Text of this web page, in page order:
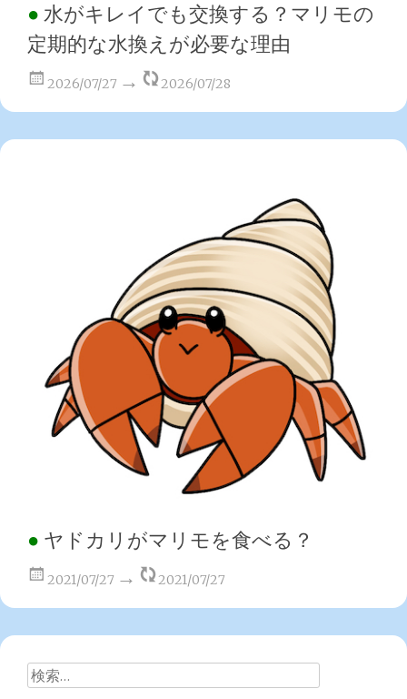
水がキレイでも交換する？マリモの
定期的な水換えが必要な理由
2026/07/27 2026/07/28
ヤドカリがマリモを食べる？
2021/07/27 2021/07/27
検